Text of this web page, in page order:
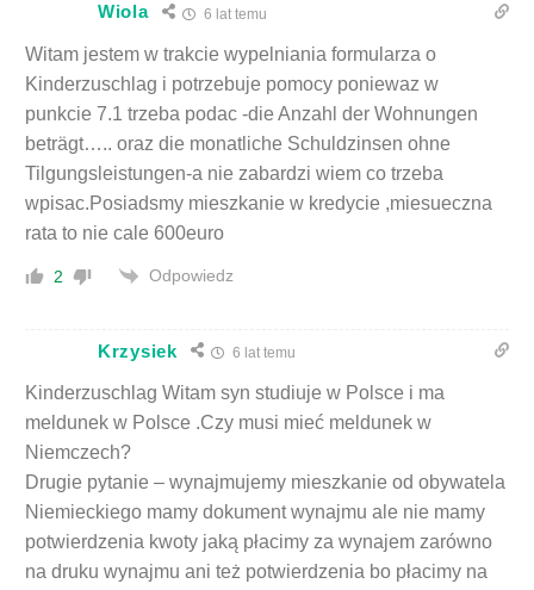
Wiola 6 lat temu
Witam jestem w trakcie wypelniania formularza o
Kinderzuschlag i potrzebuje pomocy poniewaz w
punkcie 7.1 trzeba podac -die Anzahl der Wohnungen
beträgt….. oraz die monatliche Schuldzinsen ohne
Tilgungsleistungen-a nie zabardzi wiem co trzeba
wpisac.Posiadsmy mieszkanie w kredycie ,miesueczna
rata to nie cale 600euro
2 Odpowiedz
Krzysiek 6 lat temu
Kinderzuschlag Witam syn studiuje w Polsce i ma
meldunek w Polsce .Czy musi mieć meldunek w
Niemczech?
Drugie pytanie – wynajmujemy mieszkanie od obywatela
Niemieckiego mamy dokument wynajmu ale nie mamy
potwierdzenia kwoty jaką płacimy za wynajem zarówno
na druku wynajmu ani też potwierdzenia bo płacimy na